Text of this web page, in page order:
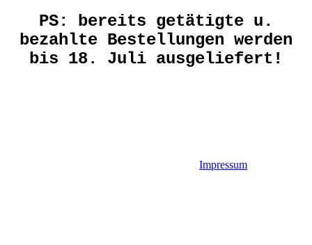
PS: bereits getätigte u.
bezahlte Bestellungen werden
bis 18. Juli ausgeliefert!
Impressum